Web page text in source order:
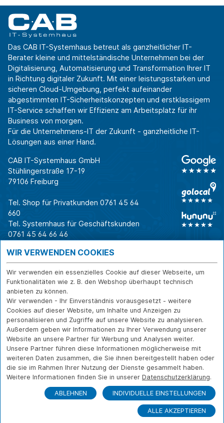
Das CAB IT-Systemhaus betreut als ganzheitlicher IT-
Berater kleine und mittelständische Unternehmen bei der
Digitalisierung, Automatisierung und Transformation Ihrer IT
in Richtung digitaler Zukunft. Mit einer leistungsstarken und
sicheren Cloud-Umgebung, perfekt aufeinander
abgestimmten IT-Sicherheitskonzepten und erstklassigem
IT-Service schaffen wir Effizienz am Arbeitsplatz für ihr
Business von morgen.
Für die Unternehmens-IT der Zukunft - ganzheitliche IT-
Lösungen aus einer Hand.
CAB IT-Systemhaus GmbH
Stühlingerstraße 17-19
79106 Freiburg
Tel. Shop für Privatkunden 0761 45 64
660
Tel. Systemhaus für Geschäftskunden
0761 45 64 66 46
Warum CAB
Für Business-
Entscheider
Für IT-Leiter
Für Privatkunden
Erfolgsgeschichte
n
Branchen
IT für
IT-Security
IT-Infrastruktur
Softwarelösungen
WLAN-Lösungen
IT-Beratung und
Service
Reparatur
Versand- und
Zahlarten
Rücksendung und
Widerruf
Über CAB
Karriere
Sponsoring
Kontakt
IMPRESSUM
DATENSCHUTZ
FERNWARTUNG
© Copyright CAB IT-SYSTEMHAUS GmbH
WIR VERWENDEN COOKIES
Wir verwenden ein essenzielles Cookie auf dieser Webseite, um
Funktionalitäten wie z. B. den Webshop überhaupt technisch
anbieten zu können.
Wir verwenden - Ihr Einverständnis vorausgesetzt - weitere
Cookies auf dieser Website, um Inhalte und Anzeigen zu
personalisieren und Zugriffe auf unsere Website zu analysieren.
Außerdem geben wir Informationen zu Ihrer Verwendung unserer
Website an unsere Partner für Werbung und Analysen weiter.
Unsere Partner führen diese Informationen möglicherweise mit
weiteren Daten zusammen, die Sie ihnen bereitgestellt haben oder
die sie im Rahmen Ihrer Nutzung der Dienste gesammelt haben.
Weitere Informationen finden Sie in unserer Datenschutzerklärung.
ABLEHNEN INDIVIDUELLE EINSTELLUNGEN
ALLE AKZEPTIEREN